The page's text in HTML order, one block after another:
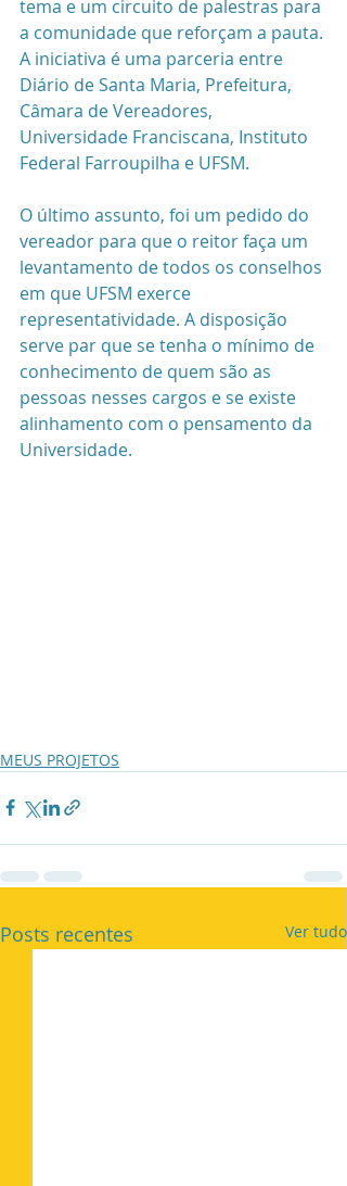
tema e um circuito de palestras para
a comunidade que reforçam a pauta.
A iniciativa é uma parceria entre
Diário de Santa Maria, Prefeitura,
Câmara de Vereadores,
Universidade Franciscana, Instituto
Federal Farroupilha e UFSM.
O último assunto, foi um pedido do
vereador para que o reitor faça um
levantamento de todos os conselhos
em que UFSM exerce
representatividade. A disposição
serve par que se tenha o mínimo de
conhecimento de quem são as
pessoas nesses cargos e se existe
alinhamento com o pensamento da
Universidade.
MEUS PROJETOS
Posts recentes Ver tudo